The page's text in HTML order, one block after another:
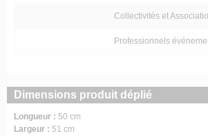
Collectivités et
Professionnels
Dimensions produit déplié
Longueur : 50 cm
Largeur : 51 cm